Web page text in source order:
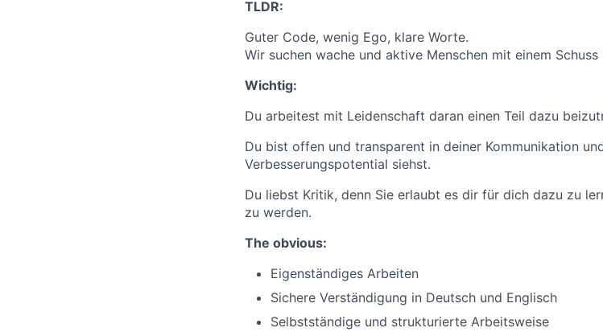
TLDR:
Guter Code, wenig Ego, klare Worte.
Wir suchen wache und aktive Menschen mit einem Schuss
Wichtig:
Du arbeitest mit Leidenschaft daran einen Teil dazu
Du bist offen und transparent in deiner Kommunikation
Verbesserungspotential siehst.
Du liebst Kritik, denn Sie erlaubt es dir für dich dazu zu
zu werden.
The obvious:
Eigenständiges Arbeiten
Sichere Verständigung in Deutsch und Englisch
Selbstständige und strukturierte Arbeitsweise